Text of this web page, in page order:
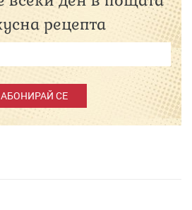
рецепта
АБОНИРАЙ СЕ